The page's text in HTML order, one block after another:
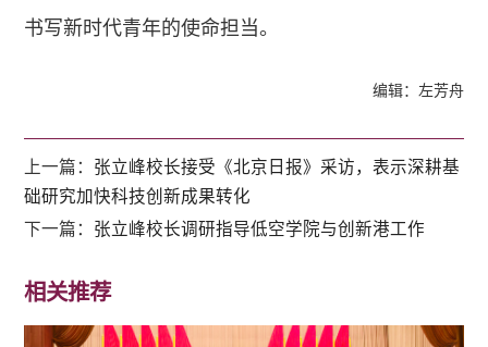
书写新时代青年的使命担当。
编辑：左芳舟
上一篇： 张立峰校长接受《北京日报》采访，表示深耕基
础研究加快科技创新成果转化
下一篇： 张立峰校长调研指导低空学院与创新港工作
相关推荐